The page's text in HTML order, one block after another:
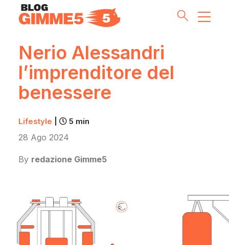
Money Tips
Investment Pills
Lifestyle
Inside G5
Meet the Team
Nerio Alessandri
l’imprenditore del
benessere
Lifestyle 5 min
28 Ago 2024
By redazione Gimme5